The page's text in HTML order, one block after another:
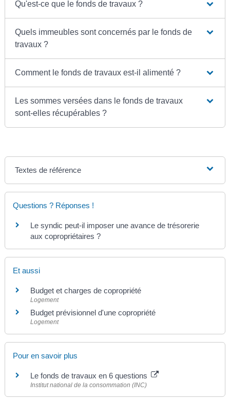
Qu'est-ce que le fonds de travaux ?
Quels immeubles sont concernés par le fonds de
travaux ?
Comment le fonds de travaux est-il alimenté ?
Les sommes versées dans le fonds de travaux
sont-elles récupérables ?
Textes de référence
Questions ? Réponses !
Le syndic peut-il imposer une avance de trésorerie
aux copropriétaires ?
Et aussi
Budget et charges de copropriété
Logement
Budget prévisionnel d'une copropriété
Logement
Pour en savoir plus
Le fonds de travaux en 6 questions
Institut national de la consommation (INC)